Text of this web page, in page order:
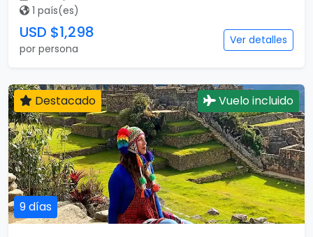
1 país(es)
USD $1,298
por persona
Ver detalles
9 días
Destacado Vuelo incluido